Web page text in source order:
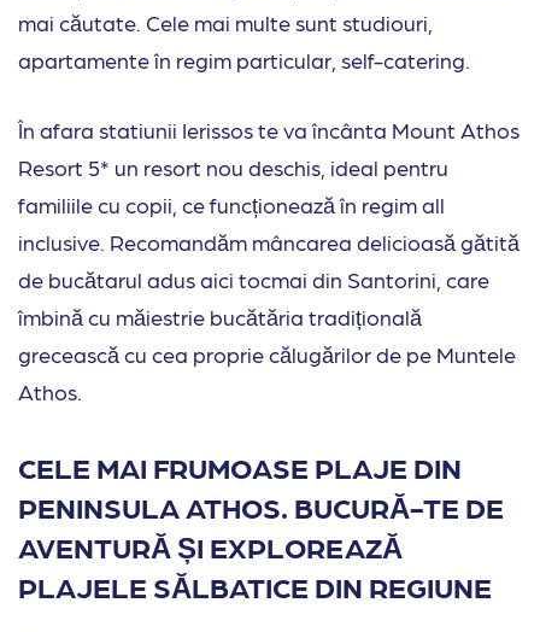
mai căutate. Cele mai multe sunt studiouri,
apartamente în regim particular, self-catering.
În afara statiunii Ierissos te va încânta Mount Athos
Resort 5* un resort nou deschis, ideal pentru
familiile cu copii, ce funcționează în regim all
inclusive. Recomandăm mâncarea delicioasă gătită
de bucătarul adus aici tocmai din Santorini, care
îmbină cu măiestrie bucătăria tradițională
grecească cu cea proprie călugărilor de pe Muntele
Athos.
CELE MAI FRUMOASE PLAJE DIN
PENINSULA ATHOS. BUCURĂ-TE DE
AVENTURĂ ȘI EXPLOREAZĂ
PLAJELE SĂLBATICE DIN REGIUNE